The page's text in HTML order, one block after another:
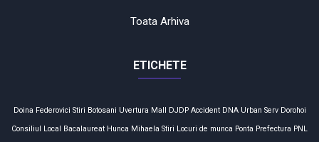
Toata Arhiva
ETICHETE
Doina Federovici Stiri Botosani Uvertura Mall DJDP Accident DNA Urban Serv Dorohoi
Consiliul Local
Bacalaureat Hunca Mihaela Stiri Locuri de munca Ponta Prefectura PNL